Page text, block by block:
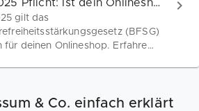
Ab 2025 Pflicht: Ist dein Onlineshop barrierefrei?
gilt das
(BFSG)
für deinen Onlineshop. Erfahre
für dein Business ergeben. Jetzt
& Co. einfach erklärt